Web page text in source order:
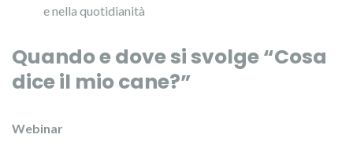
e nella quotidianità
Quando e dove si svolge “Cosa
dice il mio cane?”
Webinar